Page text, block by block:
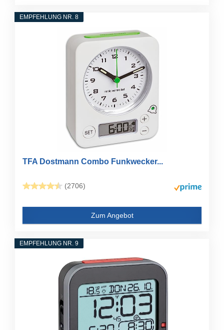
EMPFEHLUNG NR. 8
TFA Dostmann Combo Funkwecker...
(2706)
Zum Angebot
EMPFEHLUNG NR. 9